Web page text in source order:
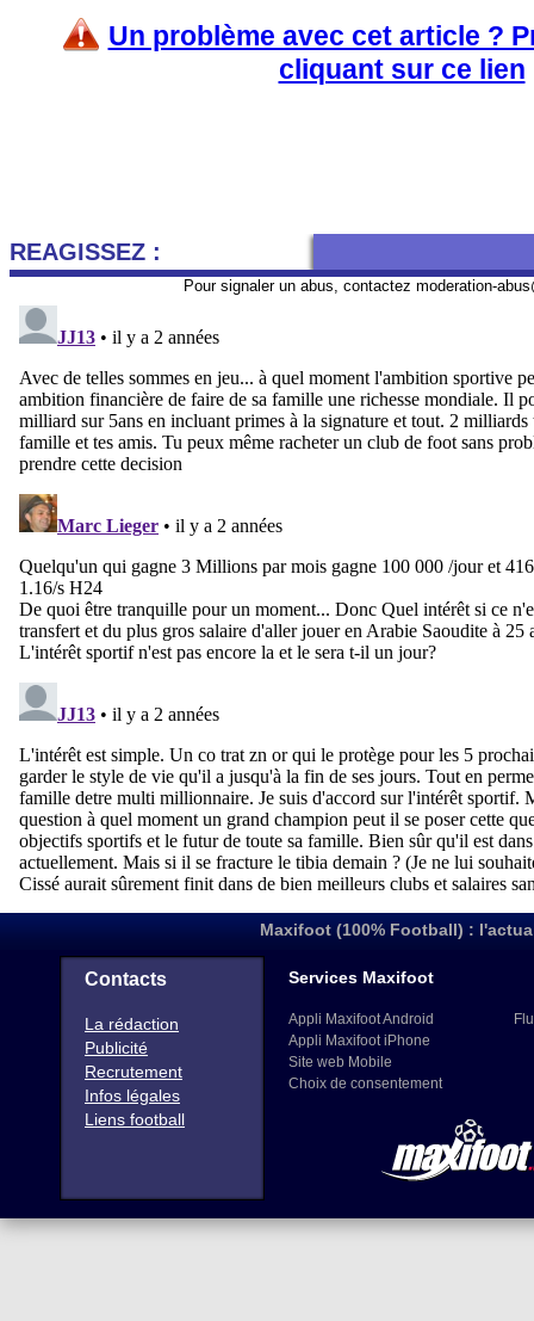
Un problème avec cet article ?
cliquant sur ce lien
REAGISSEZ :
Pour signaler un abus, contactez moderation-
Maxifoot (100% Football) :
Contacts
La rédaction
Publicité
Recrutement
Infos légales
Liens football
Services Maxifoot
Appli Maxifoot Android
Appli Maxifoot iPhone
Site web Mobile
Choix de consentement